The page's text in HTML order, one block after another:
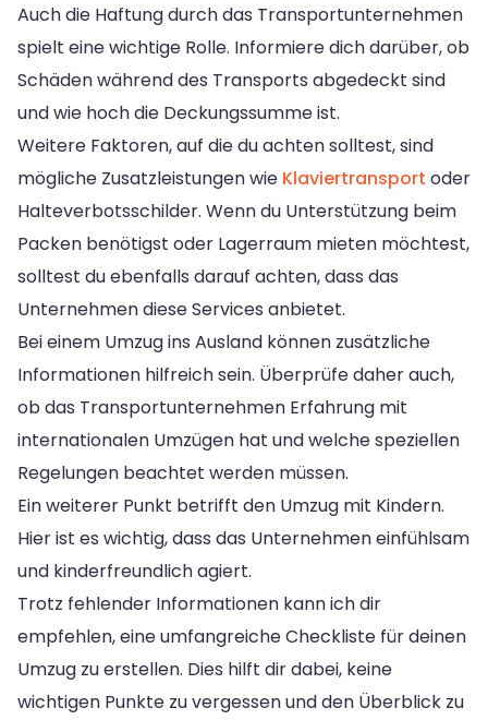
Auch die Haftung durch das Transportunternehmen
spielt eine wichtige Rolle. Informiere dich darüber, ob
Schäden während des Transports abgedeckt sind
und wie hoch die Deckungssumme ist.
Weitere Faktoren, auf die du achten solltest, sind
mögliche Zusatzleistungen wie Klaviertransport oder
Halteverbotsschilder. Wenn du Unterstützung beim
Packen benötigst oder Lagerraum mieten möchtest,
solltest du ebenfalls darauf achten, dass das
Unternehmen diese Services anbietet.
Bei einem Umzug ins Ausland können zusätzliche
Informationen hilfreich sein. Überprüfe daher auch,
ob das Transportunternehmen Erfahrung mit
internationalen Umzügen hat und welche speziellen
Regelungen beachtet werden müssen.
Ein weiterer Punkt betrifft den Umzug mit Kindern.
Hier ist es wichtig, dass das Unternehmen einfühlsam
und kinderfreundlich agiert.
Trotz fehlender Informationen kann ich dir
empfehlen, eine umfangreiche Checkliste für deinen
Umzug zu erstellen. Dies hilft dir dabei, keine
wichtigen Punkte zu vergessen und den Überblick zu